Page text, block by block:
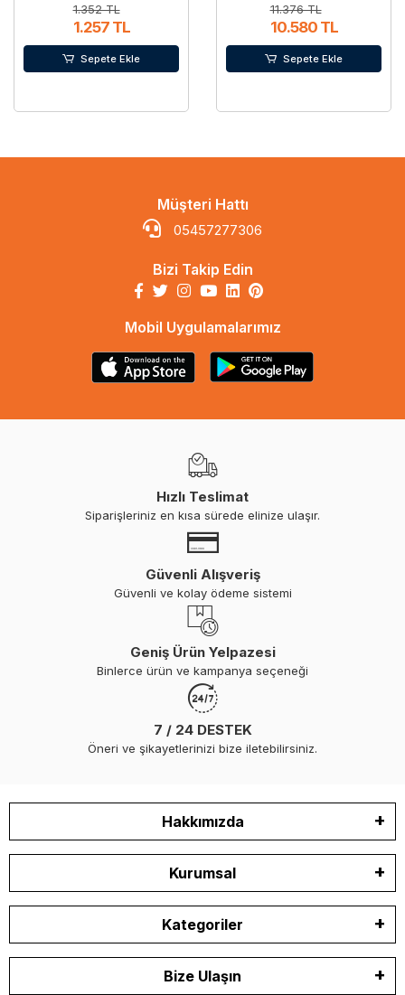
1.352 TL
1.257 TL
Sepete Ekle
11.376 TL
10.580 TL
Sepete Ekle
Müşteri Hattı
05457277306
Bizi Takip Edin
Mobil Uygulamalarımız
Hızlı Teslimat
Siparişleriniz en kısa sürede elinize ulaşır.
Güvenli Alışveriş
Güvenli ve kolay ödeme sistemi
Geniş Ürün Yelpazesi
Binlerce ürün ve kampanya seçeneği
7 / 24 DESTEK
Öneri ve şikayetlerinizi bize iletebilirsiniz.
Hakkımızda
Kurumsal
Kategoriler
Bize Ulaşın